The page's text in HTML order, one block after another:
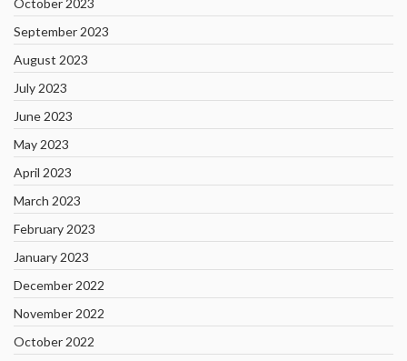
October 2023
September 2023
August 2023
July 2023
June 2023
May 2023
April 2023
March 2023
February 2023
January 2023
December 2022
November 2022
October 2022